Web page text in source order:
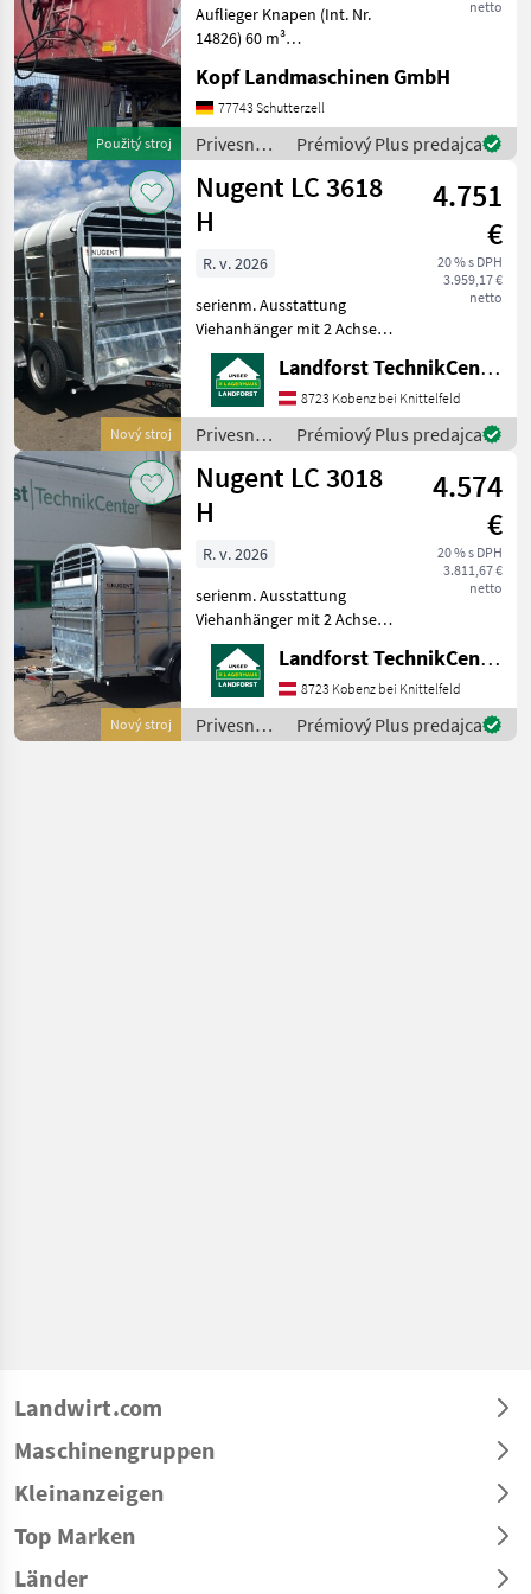
Použitý stroj
Knapen 60m³
netto
Auflieger Knapen (Int. Nr.
14826) 60 m³
Schubbodenanhänger
Lenkachse / Liftachse
Baujahr 1995 3-Achs
Bereifung 385/65/22, 5 60m³
Ladevolumen Länge
Kopf Landmaschinen GmbH
77743 Schutterzell
Privesné
vozíky /
Sonstige
Prémiový Plus predajca
Nový stroj
Nugent LC 3618
H
4.751
€
20 % s DPH
3.959,17 €
netto
R. v. 2026
serienm. Ausstattung
Viehanhänger mit 2 Achsen
Abmessungen: L 3, 71m / B
1, 80m / H 1, 93m
Höchstzulässiges
Gesamtgewicht 3.500 kg
Eigengewicht ca. 1.250 kg /
Nutzlast
Landforst TechnikCenter Knittelfeld
8723 Kobenz bei Knittelfeld
Privesné
vozíky /
Nugent
Prémiový Plus predajca
Nový stroj
Nugent LC 3018
H
4.574
€
20 % s DPH
3.811,67 €
netto
R. v. 2026
serienm. Ausstattung
Viehanhänger mit 2 Achsen
Abmessungen: L 3, 11m / B
1, 80m / H 1, 93m
Höchstzulässiges
Gesamtgewicht 3.500 kg
Eigengewicht ca. 1.180 kg /
Landforst TechnikCenter Knittelfeld
8723 Kobenz bei Knittelfeld
Privesné
vozíky /
Prémiový Plus predajca
Landwirt.com
Maschinengruppen
Kleinanzeigen
Top Marken
Länder